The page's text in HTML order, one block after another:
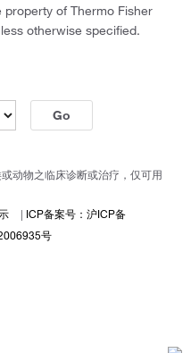
of Thermo Fisher
otherwise specified.
Go
动物之临床诊断或治疗，仅可用
| ICP备案号：沪ICP备
号